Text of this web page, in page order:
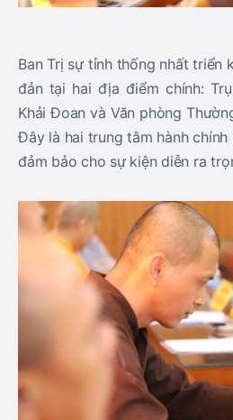
Ban Trị sự tỉnh thống nhất triển
đản tại hai địa điểm chính:
Khải Đoan và Văn phòng
Đây là hai trung tâm hành
đảm bảo cho sự kiện diễn ra